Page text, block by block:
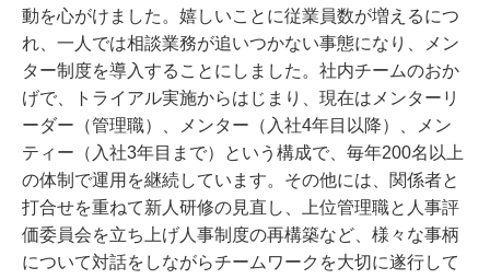
動を心がけました。嬉しいことに従業員数が増えるにつ
れ、一人では相談業務が追いつかない事態になり、メン
ター制度を導入することにしました。社内チームのおか
げで、トライアル実施からはじまり、現在はメンターリ
ーダー（管理職）、メンター（入社4年目以降）、メン
ティー（入社3年目まで）という構成で、毎年200名以上
の体制で運用を継続しています。その他には、関係者と
打合せを重ねて新人研修の見直し、上位管理職と人事評
価委員会を立ち上げ人事制度の再構築など、様々な事柄
について対話をしながらチームワークを大切に遂行して